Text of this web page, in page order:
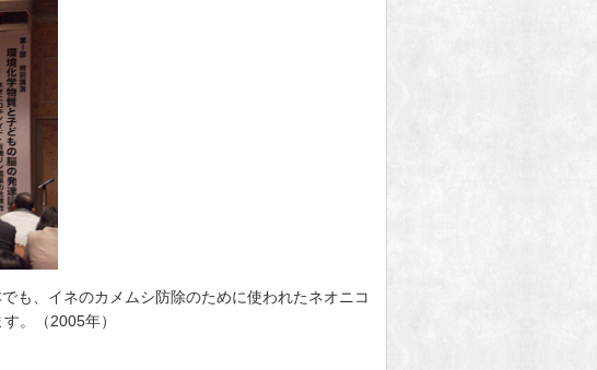
も、イネのカメムシ防除のために使われたネオニコ
。（2005年）